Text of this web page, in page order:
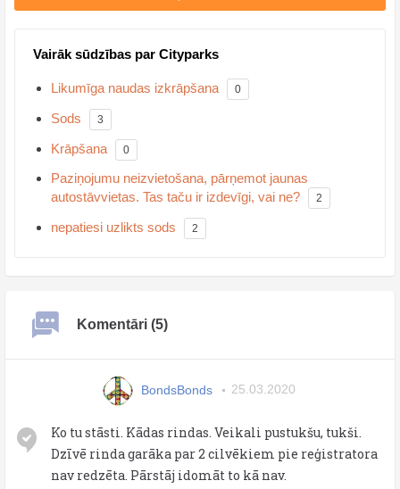
Vairāk sūdzības par Cityparks
Likumīga naudas izkrāpšana 0
Sods 3
Krāpšana 0
Paziņojumu neizvietošana, pārņemot jaunas
autostāvvietas. Tas taču ir izdevīgi, vai ne?
2
nepatiesi uzlikts sods 2
Komentāri (5)
BondsBonds 25.03.2020
Ko tu stāsti. Kādas rindas. Veikali pustukšu, tukši.
Dzīvē rinda garāka par 2 cilvēkiem pie reģistratora
nav redzēta. Pārstāj idomāt to kā nav.